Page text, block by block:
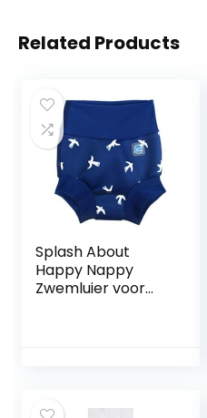
Related Products
Splash About
Happy Nappy
Zwemluier voor